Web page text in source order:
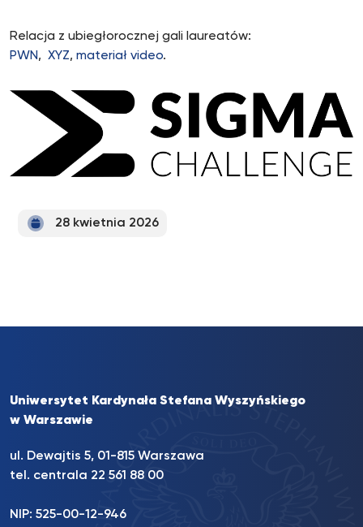
Relacja z ubiegłorocznej gali laureatów:
PWN, XYZ, materiał video.
28 kwietnia 2026
Uniwersytet Kardynała Stefana Wyszyńskiego
w Warszawie
ul. Dewajtis 5, 01-815 Warszawa
tel. centrala 22 561 88 00
NIP: 525-00-12-946